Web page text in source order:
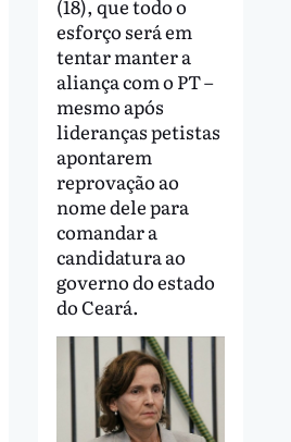
(18), que todo o
esforço será em
tentar manter a
aliança com o PT –
mesmo após
lideranças petistas
apontarem
reprovação ao
nome dele para
comandar a
candidatura ao
governo do estado
do Ceará.